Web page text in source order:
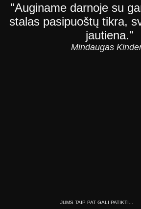
"Auginame darnoje su
stalas pasipuoštų tikra,
jautiena."
Mindaugas
JUMS TAIP PAT GALI PATIKTI...